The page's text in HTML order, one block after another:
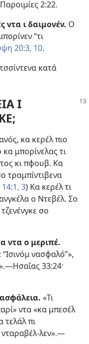
Παροιμίες 2:22.
ντα ι δαιμονέν. Ο
“τι
20:3, 10.
κατά
Ι
κα κερέλ πιο
μπορίνελας τι
κι πφουβ. Κα
τραμπίντιβενα
14:1, 3) Κα κερέλ τι
ο Ντεβέλ. Σο
σο
ντα ο μεριπέ.
νασφαλό”»,
Ησαΐας 33:​24·
«Τι
ντα «κα μπεσέλ
τελάλ πι
νταραβέλ-λεν».​—